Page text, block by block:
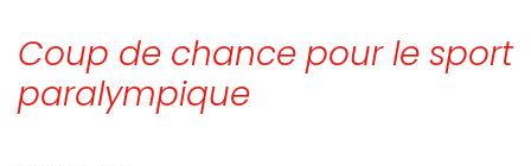
Coup de chance pour le sport
paralympique